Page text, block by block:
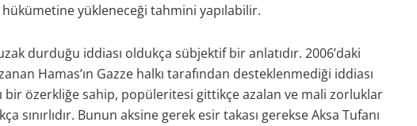
yükleneceği tahmini yapılabilir.
durduğu iddiası oldukça sübjektif bir anlatıdır. 2006’daki
Hamas’ın Gazze halkı tarafından desteklenmediği iddiası
bir özerkliğe sahip, popüleritesi gittikçe azalan ve mali zorluklar
sınırlıdır. Bunun aksine gerek esir takası gerekse Aksa Tufanı